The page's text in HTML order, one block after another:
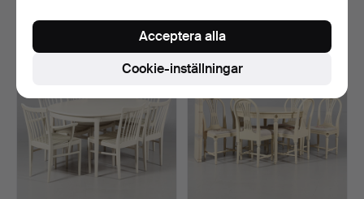
Cookie-inställningar
Acceptera alla